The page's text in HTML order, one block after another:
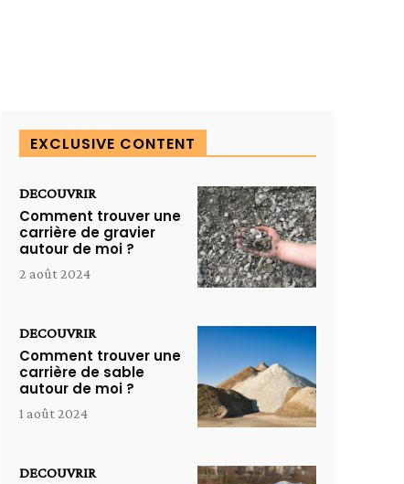
EXCLUSIVE CONTENT
DECOUVRIR
Comment trouver une
carrière de gravier
autour de moi ?
2 août 2024
DECOUVRIR
Comment trouver une
carrière de sable
autour de moi ?
1 août 2024
DECOUVRIR